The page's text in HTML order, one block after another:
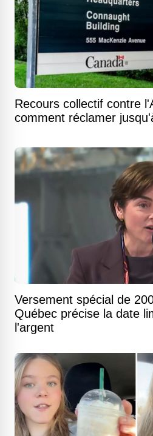
Recours collectif contre
comment réclamer
Versement spécial de
Québec précise la date
l'argent